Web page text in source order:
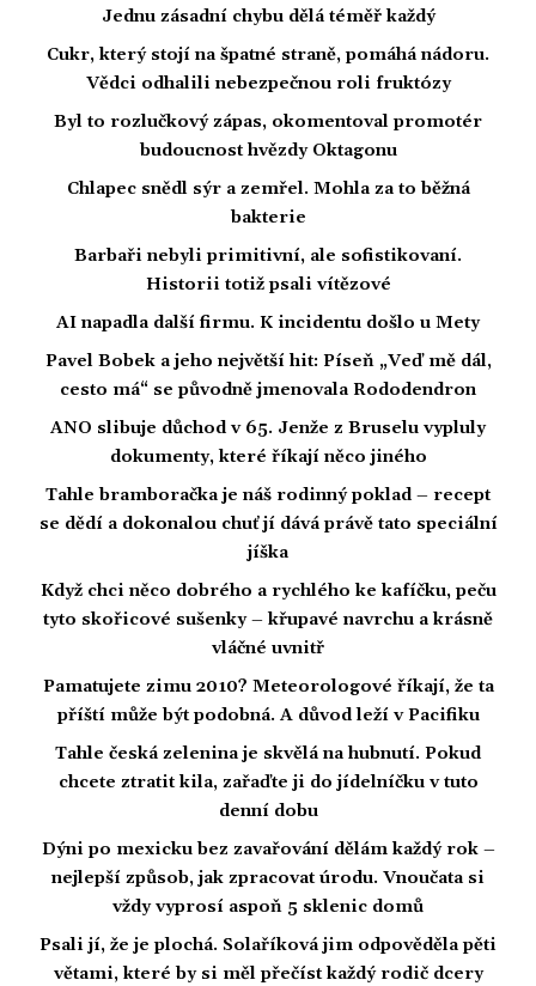
Jednu zásadní chybu dělá téměř každý
Cukr, který stojí na špatné straně, pomáhá nádoru.
Vědci odhalili nebezpečnou roli fruktózy
Byl to rozlučkový zápas, okomentoval promotér
budoucnost hvězdy Oktagonu
Chlapec snědl sýr a zemřel. Mohla za to běžná
bakterie
Barbaři nebyli primitivní, ale sofistikovaní.
Historii totiž psali vítězové
AI napadla další firmu. K incidentu došlo u Mety
Pavel Bobek a jeho největší hit: Píseň „Veď mě dál,
cesto má“ se původně jmenovala Rododendron
ANO slibuje důchod v 65. Jenže z Bruselu vypluly
dokumenty, které říkají něco jiného
Tahle bramboračka je náš rodinný poklad – recept
se dědí a dokonalou chuť jí dává právě tato speciální
jíška
Když chci něco dobrého a rychlého ke kafíčku, peču
tyto skořicové sušenky – křupavé navrchu a krásně
vláčné uvnitř
Pamatujete zimu 2010? Meteorologové říkají, že ta
příští může být podobná. A důvod leží v Pacifiku
Tahle česká zelenina je skvělá na hubnutí. Pokud
chcete ztratit kila, zařaďte ji do jídelníčku v tuto
denní dobu
Dýni po mexicku bez zavařování dělám každý rok –
nejlepší způsob, jak zpracovat úrodu. Vnoučata si
vždy vyprosí aspoň 5 sklenic domů
Psali jí, že je plochá. Solaříková jim odpověděla pěti
větami, které by si měl přečíst každý rodič dcery